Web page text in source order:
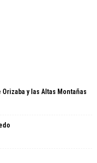
y las Altas Montañas